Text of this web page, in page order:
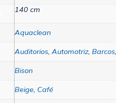
140 cm
Aquaclean
Auditorios,Automotriz,Barcos
Bison
Beige, Café